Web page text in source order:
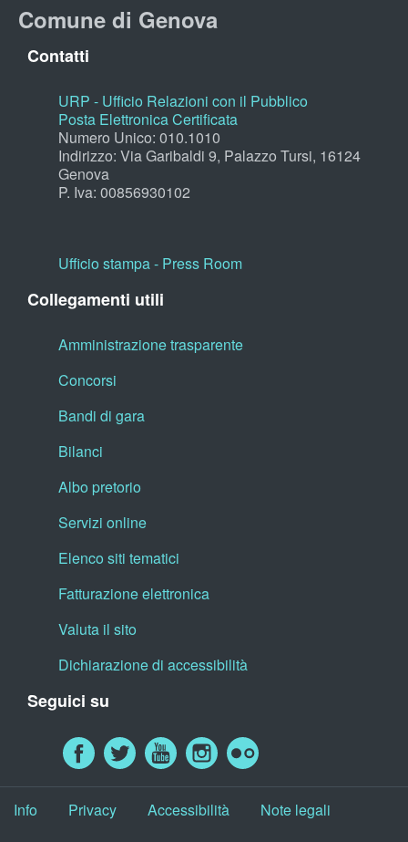
Comune di Genova
Contatti
URP - Ufficio Relazioni con il Pubblico
Posta Elettronica Certificata
Numero Unico: 010.1010
Indirizzo: Via Garibaldi 9, Palazzo Tursi, 16124
Genova
P. Iva: 00856930102
Ufficio stampa - Press Room
Collegamenti utili
Amministrazione trasparente
Concorsi
Bandi di gara
Bilanci
Albo pretorio
Servizi online
Elenco siti tematici
Fatturazione elettronica
Valuta il sito
Dichiarazione di accessibilità
Seguici su
Info Privacy Accessibilità Note legali